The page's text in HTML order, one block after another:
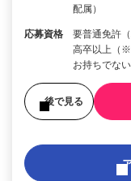
配属）
応募資格
要普通免許
高卒以上（
お持ちでな
後で見る